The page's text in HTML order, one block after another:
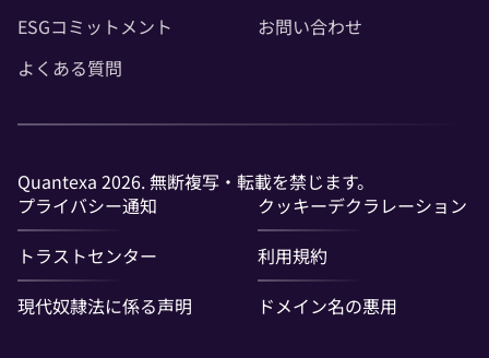
ESGコミットメント
よくある質問
お問い合わせ
Quantexa 2026. 無断複写・転載を禁じます。
プライバシー通知
クッキーデクラレーション
トラストセンター
利用規約
現代奴隷法に係る声明
ドメイン名の悪用